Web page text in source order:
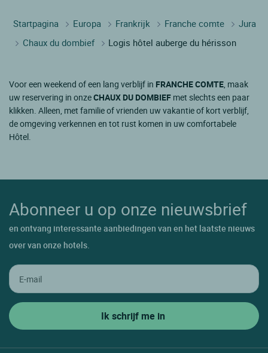
Startpagina Europa Frankrijk Franche comte
Jura
Chaux du dombief
Logis hôtel auberge du hérisson
Voor een weekend of een lang verblijf in FRANCHE COMTE, maak
uw reservering in onzeCHAUX DU DOMBIEF met slechts een paar
klikken. Alleen, met familie of vrienden uw vakantie of kort verblijf,
de omgeving verkennen en tot rust komen in uw comfortabele
Hôtel.
Abonneer u op onze nieuwsbrief
en ontvang interessante aanbiedingen van en het laatste nieuws
over van onze hotels.